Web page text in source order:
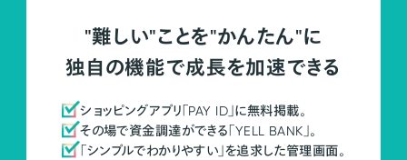
"難しい"ことを"かんたん"に
独自の機能で成長を加速できる
ショッピングアプリ「PAY ID」に無料掲載。
その場で資金調達ができる「YELL BANK」。
「シンプルでわかりやすい」を追求した管理画面。